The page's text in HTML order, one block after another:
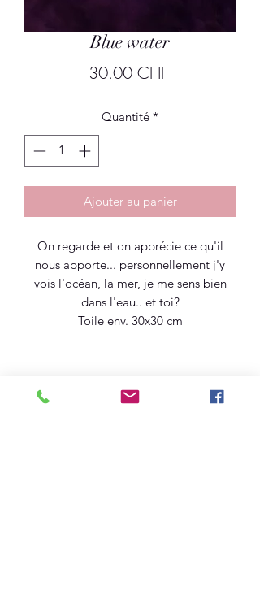
Blue water
30.00 CHFPrix
Quantité *
Ajouter au panier
On regarde et on apprécie ce qu'il
nous apporte... personnellement j'y
vois l'océan, la mer, je me sens bien
dans l'eau.. et toi?
Toile env. 30x30 cm